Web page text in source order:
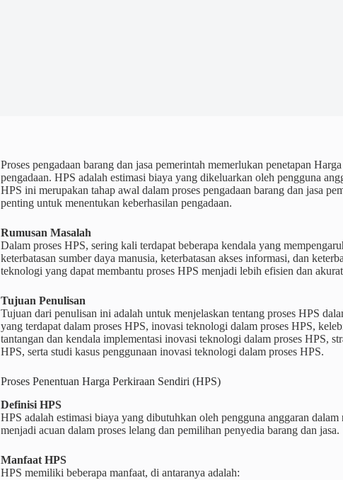
Proses pengadaan barang dan jasa pemerintah memerlukan penetapan
pengadaan. HPS adalah estimasi biaya yang dikeluarkan oleh pengguna
HPS ini merupakan tahap awal dalam proses pengadaan barang dan jasa
penting untuk menentukan keberhasilan pengadaan.
Rumusan Masalah
Dalam proses HPS, sering kali terdapat beberapa kendala yang
keterbatasan sumber daya manusia, keterbatasan akses informasi, dan
teknologi yang dapat membantu proses HPS menjadi lebih efisien dan
Tujuan Penulisan
Tujuan dari penulisan ini adalah untuk menjelaskan tentang proses HPS
yang terdapat dalam proses HPS, inovasi teknologi dalam proses HPS,
tantangan dan kendala implementasi inovasi teknologi dalam proses HPS,
HPS, serta studi kasus penggunaan inovasi teknologi dalam proses HPS.
Proses Penentuan Harga Perkiraan Sendiri (HPS)
Definisi HPS
HPS adalah estimasi biaya yang dibutuhkan oleh pengguna anggaran
menjadi acuan dalam proses lelang dan pemilihan penyedia barang dan jasa.
Manfaat HPS
HPS memiliki beberapa manfaat, di antaranya adalah: